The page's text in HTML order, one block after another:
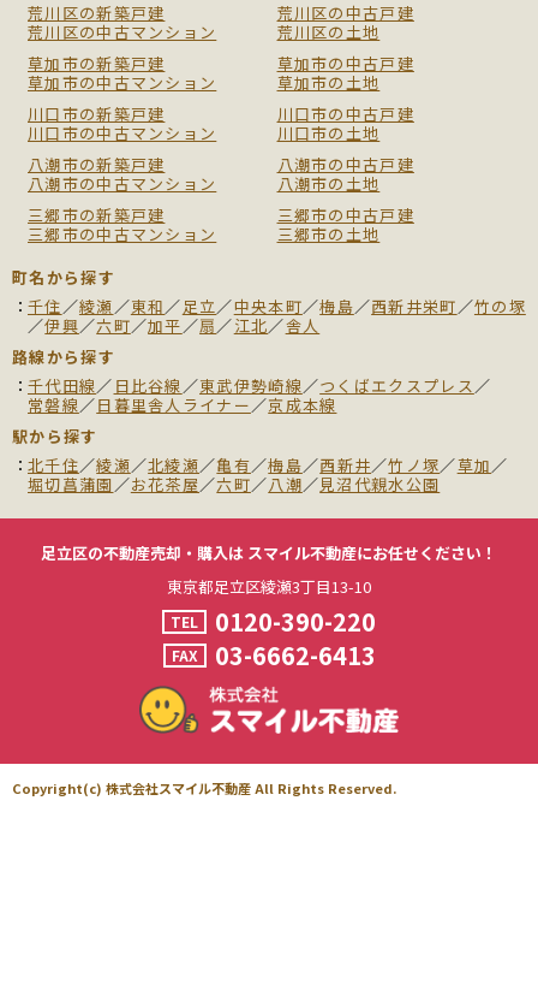
荒川区の新築戸建
荒川区の中古戸建
荒川区の中古マンション
荒川区の土地
草加市の新築戸建
草加市の中古戸建
草加市の中古マンション
草加市の土地
川口市の新築戸建
川口市の中古戸建
川口市の中古マンション
川口市の土地
八潮市の新築戸建
八潮市の中古戸建
八潮市の中古マンション
八潮市の土地
三郷市の新築戸建
三郷市の中古戸建
三郷市の中古マンション
三郷市の土地
町名から探す
千住／綾瀬／東和／足立／中央本町／梅島／西新井栄町／竹の塚
／伊興／六町／加平／扇／江北／舎人
路線から探す
千代田線／ 日比谷線／東武伊勢崎線／つくばエクスプレス／
常磐線／日暮里舎人ライナー／京成本線
駅から探す
北千住／綾瀬／北綾瀬／亀有／梅島／西新井／竹ノ塚／草加／
堀切菖蒲園／お花茶屋／六町／八潮／見沼代親水公園
足立区の不動産売却・購入は スマイル不動産にお任せください！
東京都足立区綾瀬3丁目13-10
TEL 0120-390-220
FAX 03-6662-6413
Copyright(c) 株式会社スマイル不動産 All Rights Reserved.